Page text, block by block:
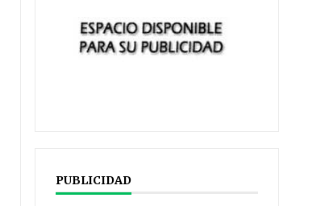
PUBLICIDAD